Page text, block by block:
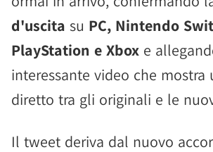
d'uscita su PC, Nintendo
PlayStation e Xbox e
interessante video che mostra
diretto tra gli originali e le
Il tweet deriva dal nuovo